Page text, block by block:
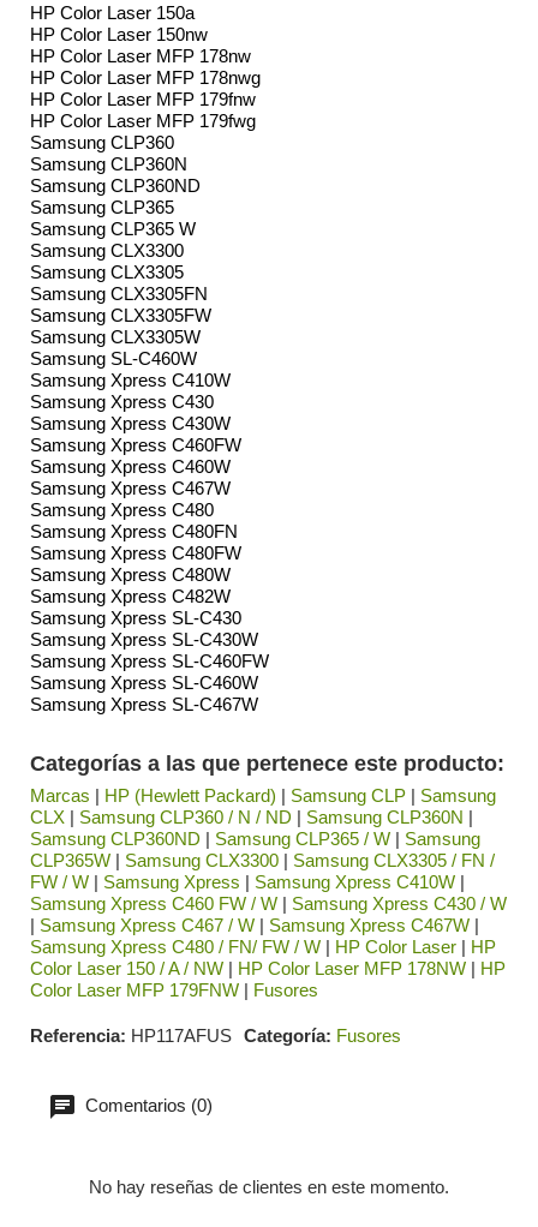
HP Color Laser 150a
HP Color Laser 150nw
HP Color Laser MFP 178nw
HP Color Laser MFP 178nwg
HP Color Laser MFP 179fnw
HP Color Laser MFP 179fwg
Samsung CLP360
Samsung CLP360N
Samsung CLP360ND
Samsung CLP365
Samsung CLP365 W
Samsung CLX3300
Samsung CLX3305
Samsung CLX3305FN
Samsung CLX3305FW
Samsung CLX3305W
Samsung SL-C460W
Samsung Xpress C410W
Samsung Xpress C430
Samsung Xpress C430W
Samsung Xpress C460FW
Samsung Xpress C460W
Samsung Xpress C467W
Samsung Xpress C480
Samsung Xpress C480FN
Samsung Xpress C480FW
Samsung Xpress C480W
Samsung Xpress C482W
Samsung Xpress SL-C430
Samsung Xpress SL-C430W
Samsung Xpress SL-C460FW
Samsung Xpress SL-C460W
Samsung Xpress SL-C467W
Categorías a las que pertenece este producto:
Marcas | HP (Hewlett Packard) | Samsung CLP | Samsung
CLX | Samsung CLP360 / N / ND | Samsung CLP360N |
Samsung CLP360ND | Samsung CLP365 / W | Samsung
CLP365W | Samsung CLX3300 | Samsung CLX3305 / FN /
FW / W | Samsung Xpress | Samsung Xpress C410W |
Samsung Xpress C460 FW / W | Samsung Xpress C430 / W
| Samsung Xpress C467 / W | Samsung Xpress C467W |
Samsung Xpress C480 / FN/ FW / W | HP Color Laser | HP
Color Laser 150 / A / NW | HP Color Laser MFP 178NW | HP
Color Laser MFP 179FNW | Fusores
Referencia HP117AFUS Categoría Fusores
Comentarios (0)
No hay reseñas de clientes en este momento.